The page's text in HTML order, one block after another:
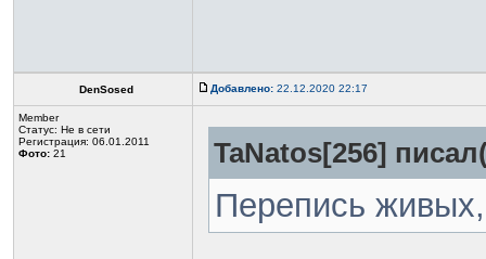
DenSosed Добавлено: 22.12.2020 22:17
Member
Статус: Не в сети
Регистрация: 06.01.2011
Фото: 21 TaNatos[256]
Перепись